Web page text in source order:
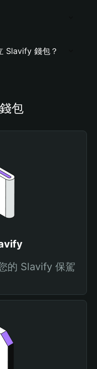
Slavify 錢包？
包
的 Slavify 保駕